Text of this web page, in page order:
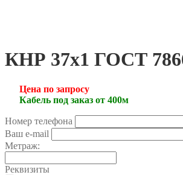
КНР 37х1 ГОСТ
Цена по запросу
Кабель под заказ от 400м
Номер телефона
Ваш e-mail
Метраж:
Реквизиты